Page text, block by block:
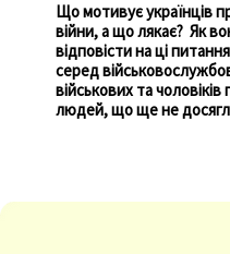
Що мотивує українців
війни, а що лякає? Як
відповісти на ці
серед
військових та
людей, що ще не